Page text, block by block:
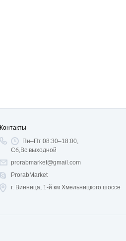
Контакты
Пн–Пт 08:30–18:00,
Сб,Вс выходной
prorabmarket@gmail.com
ProrabMarket
г. Винница, 1-й км Хмельницкого шоссе